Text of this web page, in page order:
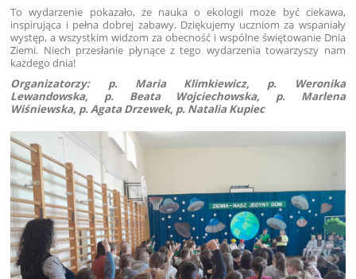
To wydarzenie pokazało, że nauka o ekologii może być ciekawa,
inspirująca i pełna dobrej zabawy. Dziękujemy uczniom za wspaniały
występ, a wszystkim widzom za obecność i wspólne świętowanie Dnia
Ziemi. Niech przesłanie płynące z tego wydarzenia towarzyszy nam
każdego dnia!
Organizatorzy: p. Maria Klimkiewicz, p. Weronika
Lewandowska, p. Beata Wojciechowska, p. Marlena
Wiśniewska, p. Agata Drzewek, p. Natalia Kupiec